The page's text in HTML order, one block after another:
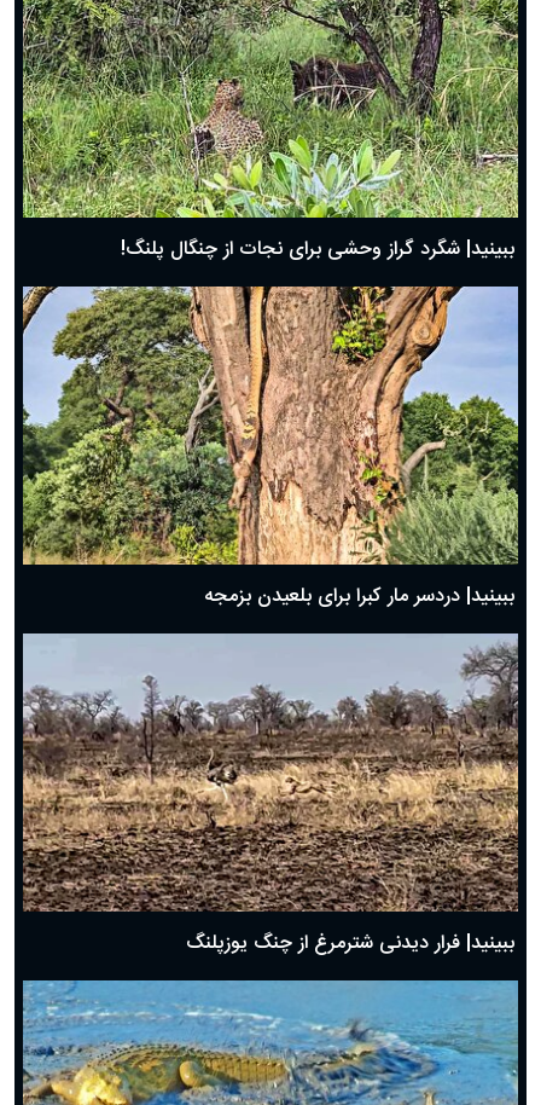
ببینید| شگرد گراز وحشی برای نجات از چنگال پلنگ!
ببینید| دردسر مار کبرا برای بلعیدن بزمجه
ببینید| فرار دیدنی شترمرغ از چنگ یوزپلنگ